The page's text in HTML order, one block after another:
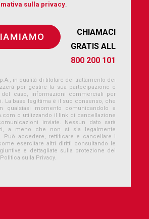
sulla privacy.
CHIAMACI
GRATIS ALL
800 200 101
in qualità di titolare del trattamento dei
per gestire la sua partecipazione e
caso, informazioni commerciali per
La base legittima è il suo consenso, che
qualsiasi momento comunicandolo a
o utilizzando il link di cancellazione
inviate. Nessun dato sarà
a meno che non si sia legalmente
Può accedere, rettificare e cancellare i
esercitare altri diritti consultando le
e dettagliate sulla protezione dei
sulla Privacy.